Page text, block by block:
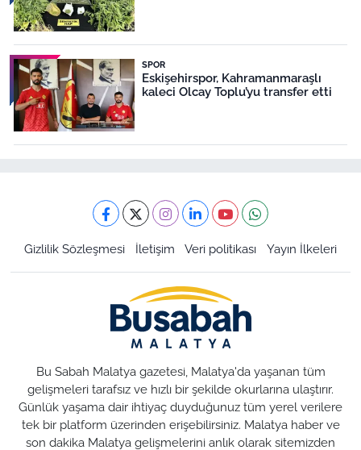
SPOR
Eskişehirspor, Kahramanmaraşlı
kaleci Olcay Toplu’yu transfer etti
Gizlilik Sözleşmesi İletişim Veri politikası Yayın İlkeleri
Bu Sabah Malatya gazetesi, Malatya'da yaşanan tüm
gelişmeleri tarafsız ve hızlı bir şekilde okurlarına ulaştırır.
Günlük yaşama dair ihtiyaç duyduğunuz tüm yerel verilere
tek bir platform üzerinden erişebilirsiniz. Malatya haber ve
son dakika Malatya gelişmelerini anlık olarak sitemizden